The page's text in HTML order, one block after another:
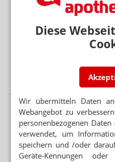
Diese
Wir übermitteln Daten
Webangebot zu
personenbezogenen
verwendet, um
speichern und /oder
Geräte-Kennungen
Protest gegen die
MEHR HITZETOTE
Hitzeschutz: Was tut die
Second-Hand-Medikamente: